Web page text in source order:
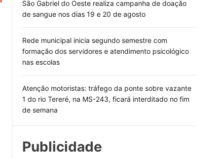
São Gabriel do Oeste realiza campanha de doação
de sangue nos dias 19 e 20 de agosto
Rede municipal inicia segundo semestre com
formação dos servidores e atendimento psicológico
nas escolas
Atenção motoristas: tráfego da ponte sobre vazante
1 do rio Tereré, na MS-243, ficará interditado no fim
de semana
Publicidade